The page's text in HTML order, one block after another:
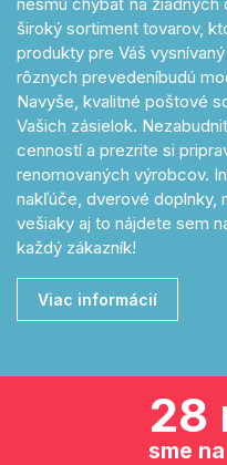
široký sortiment tovarov,
produkty pre Váš
rôznych prevedeníbudú
Navyše, kvalitné poštové
Vašich zásielok.
cenností a prezrite si
renomovaných výrobcov.
nakľúče, dverové doplnky,
vešiaky aj to nájdete sem
každý zákazník!
Viac informácií
28
sme